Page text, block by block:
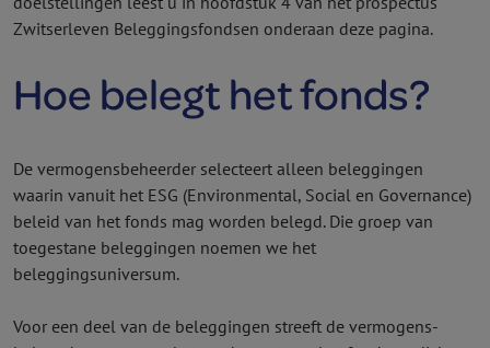
Zwitserleven Beleggings­fondsen onderaan deze pagina.
Hoe belegt het fonds?
De vermogens­beheerder selecteert alleen beleggingen
waarin vanuit het ESG (Environmental, Social en Governance)
beleid van het fonds mag worden belegd. Die groep van
toegestane beleggingen noemen we het
beleggingsuniversum.
Voor een deel van de beleggingen streeft de vermogens­